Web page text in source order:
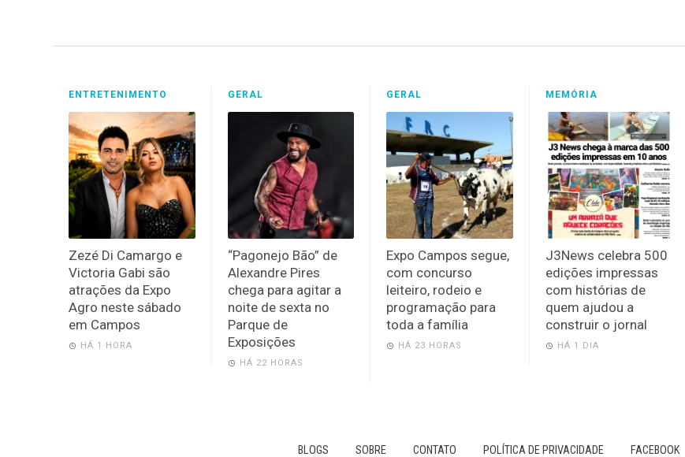
ENTRETENIMENTO
Zezé Di Camargo e
Victoria Gabi são
atrações da Expo
Agro neste sábado
em Campos
HÁ 1 HORA
GERAL
“Pagonejo Bão” de
Alexandre Pires
chega para agitar a
noite de sexta no
Parque de
Exposições
HÁ 22 HORAS
GERAL
Expo Campos segue,
com concurso
leiteiro, rodeio e
programação para
toda a família
HÁ 23 HORAS
MEMÓRIA
J3News celebra 500
edições impressas
com histórias de
quem ajudou a
construir o jornal
HÁ 1 DIA
BLOGS SOBRE CONTATO POLÍTICA DE PRIVACIDADE FACEBOOK